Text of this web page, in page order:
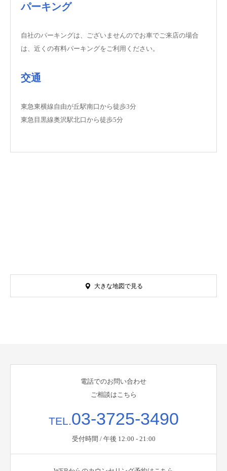
パーキング
自社のパーキングは、ございませんのでお車でご来店の場合
は、近くの有料パーキングをご利用ください。
交通
東急東横線自由が丘駅南口から徒歩3分
東急目黒線奥沢駅北口から徒歩5分
大きな地図で見る
電話でのお問い合わせ
ご相談はこちら
TEL.03-3725-3490
受付時間 / 午後 12:00 - 21:00